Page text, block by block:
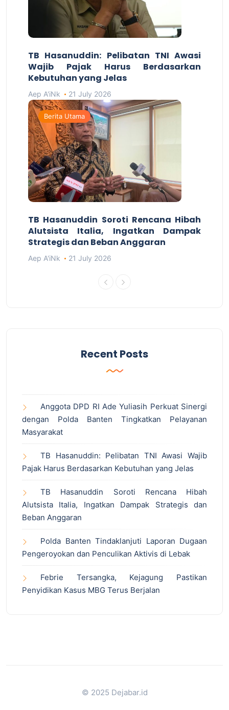
TB Hasanuddin: Pelibatan TNI Awasi
Wajib Pajak Harus Berdasarkan
Kebutuhan yang Jelas
Aep A'iNk 21 July 2026
Berita Utama
TB Hasanuddin Soroti Rencana Hibah
Alutsista Italia, Ingatkan Dampak
Strategis dan Beban Anggaran
Aep A'iNk 21 July 2026
Recent Posts
Anggota DPD RI Ade Yuliasih Perkuat Sinergi
dengan Polda Banten Tingkatkan Pelayanan
Masyarakat
TB Hasanuddin: Pelibatan TNI Awasi Wajib
Pajak Harus Berdasarkan Kebutuhan yang Jelas
TB Hasanuddin Soroti Rencana Hibah
Alutsista Italia, Ingatkan Dampak Strategis dan
Beban Anggaran
Polda Banten Tindaklanjuti Laporan Dugaan
Pengeroyokan dan Penculikan Aktivis di Lebak
Febrie Tersangka, Kejagung Pastikan
Penyidikan Kasus MBG Terus Berjalan
© 2025 Dejabar.id